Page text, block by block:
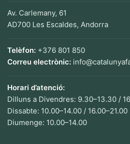
Av. Carlemany, 61
AD700 Les Escaldes, Andorra
Telèfon: +376 801 850
Correu electrònic:
Horari d’atenció:
Dilluns a Divendres: 9.30–13.30 /
Dissabte: 10.00–14.00 / 16.00–21.00
Diumenge: 10.00–14.00